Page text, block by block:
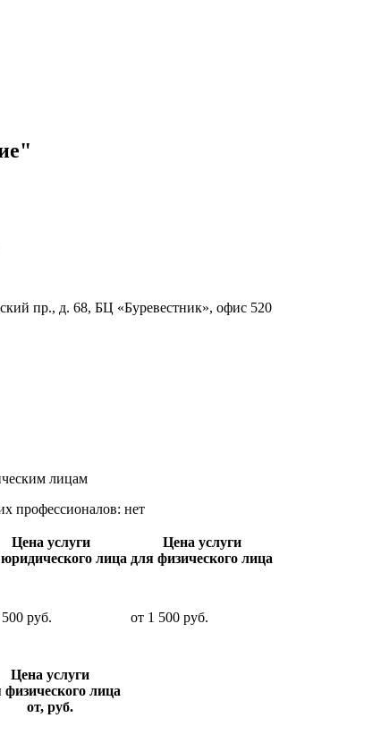
пр., д. 68, БЦ «Буревестник», офис 520
лицам
профессионалов: нет
Цена услуги
лица
Цена услуги
для физического лица
руб. от 1 500 руб.
Цена услуги
физического лица
от, руб.